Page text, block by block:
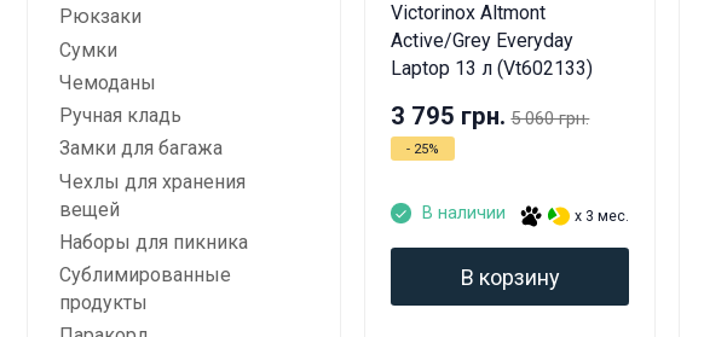
Рюкзаки
Сумки
Чемоданы
Ручная кладь
Замки для багажа
Чехлы для хранения
вещей
Наборы для пикника
Сублимированные
продукты
Victorinox Altmont
Active/Grey Everyday
Laptop 13 л (Vt602133)
3 795 грн. 5 060 грн.
- 25%
В наличии x 3 мес.
В корзину